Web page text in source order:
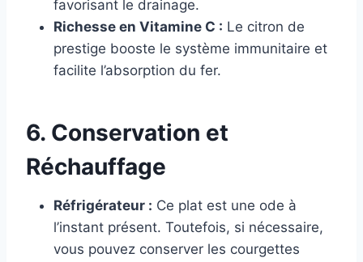
favorisant le drainage.
Richesse en Vitamine C : Le citron de
prestige booste le système immunitaire et
facilite l’absorption du fer.
6. Conservation et
Réchauffage
Réfrigérateur : Ce plat est une ode à
l’instant présent. Toutefois, si nécessaire,
vous pouvez conserver les courgettes